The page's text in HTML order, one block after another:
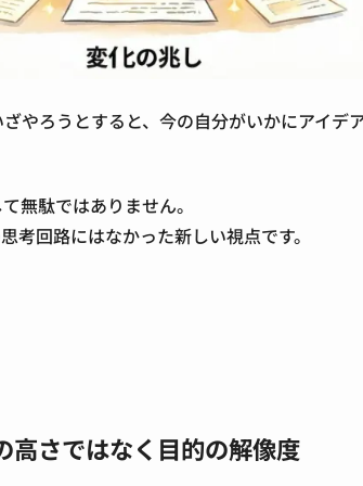
やろうとすると、今の自分がいかにアイデ
無駄ではありません。
考回路にはなかった新しい視点です。
高さではなく目的の解像度